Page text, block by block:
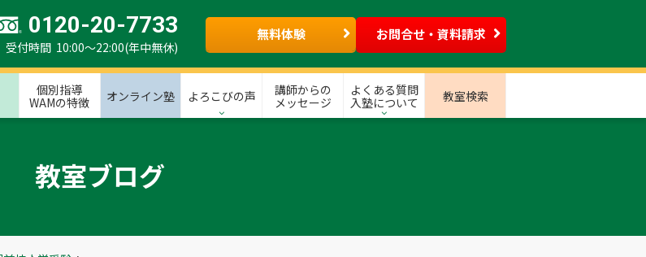
0120-20-7733
受付時間 10:00～22:00(年中無休)
無料体験 お問合せ・資料請求
個別指導
WAMの特徴
オンライン塾 よろこびの声
講師からの
メッセージ
よくある質問
入塾について
教室検索
教室ブログ